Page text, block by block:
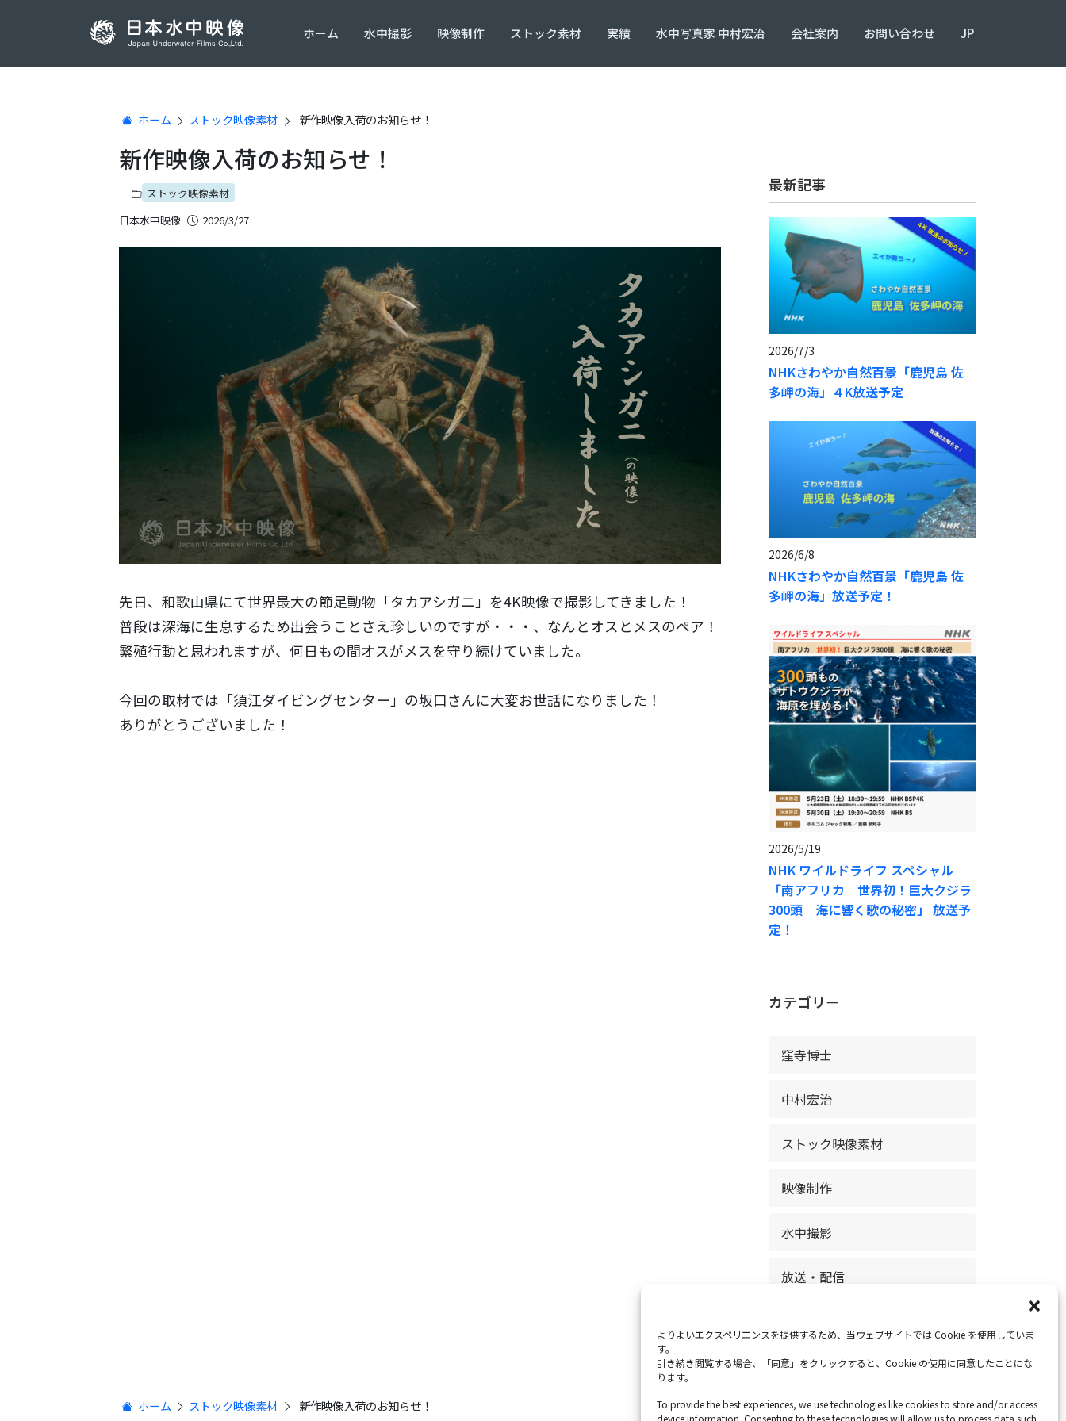
よりよいエクスペリエンスを提供するため、当ウェブサイトでは Cookie を使用していま
す。
引き続き閲覧する場合、「同意」をクリックすると、Cookie の使用に同意したことにな
ります。
To provide the best experiences, we use technologies like cookies to store and/or access
device information. Consenting to these technologies will allow us to process data such
ホーム 水中撮影 映像制作 ストック素材 実績 水中写真家 中村宏治 会社案内 お問い合わせ JP
ホーム ストック映像素材 新作映像入荷のお知らせ！
新作映像入荷のお知らせ！
ストック映像素材
日本水中映像
2026/3/27
先日、和歌山県にて世界最大の節足動物「タカアシガニ」を4K映像で撮影してきました！
普段は深海に生息するため出会うことさえ珍しいのですが・・・、なんとオスとメスのペア！
繁殖行動と思われますが、何日もの間オスがメスを守り続けていました。
今回の取材では「須江ダイビングセンター」の坂口さんに大変お世話になりました！
ありがとうございました！
最新記事
2026/7/3
NHKさわやか自然百景「鹿児島 佐
多岬の海」４K放送予定
2026/6/8
NHKさわやか自然百景「鹿児島 佐
多岬の海」放送予定！
2026/5/19
NHK ワイルドライフ スペシャル
「南アフリカ 世界初！巨大クジラ
300頭 海に響く歌の秘密」 放送予
定！
カテゴリー
窪寺博士
中村宏治
ストック映像素材
映像制作
水中撮影
放送・配信
ホーム ストック映像素材 新作映像入荷のお知らせ！